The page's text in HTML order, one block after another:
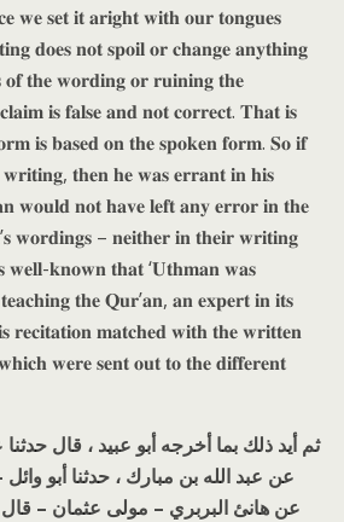
𝐰𝐞 𝐬𝐞𝐭 𝐢𝐭 𝐚𝐫𝐢𝐠𝐡𝐭 𝐰𝐢𝐭𝐡 𝐨𝐮𝐫 𝐭𝐨𝐧𝐠𝐮𝐞𝐬
𝐝𝐨𝐞𝐬 𝐧𝐨𝐭 𝐬𝐩𝐨𝐢𝐥 𝐨𝐫 𝐜𝐡𝐚𝐧𝐠𝐞 𝐚𝐧𝐲𝐭𝐡𝐢𝐧𝐠
𝐭𝐡𝐞 𝐰𝐨𝐫𝐝𝐢𝐧𝐠 𝐨𝐫 𝐫𝐮𝐢𝐧𝐢𝐧𝐠 𝐭𝐡𝐞
𝐢𝐬 𝐟𝐚𝐥𝐬𝐞 𝐚𝐧𝐝 𝐧𝐨𝐭 𝐜𝐨𝐫𝐫𝐞𝐜𝐭. 𝐓𝐡𝐚𝐭 𝐢𝐬
𝐢𝐬 𝐛𝐚𝐬𝐞𝐝 𝐨𝐧 𝐭𝐡𝐞 𝐬𝐩𝐨𝐤𝐞𝐧 𝐟𝐨𝐫𝐦. 𝐒𝐨 𝐢𝐟
𝐭𝐡𝐞𝐧 𝐡𝐞 𝐰𝐚𝐬 𝐞𝐫𝐫𝐚𝐧𝐭 𝐢𝐧 𝐡𝐢𝐬
𝐰𝐨𝐮𝐥𝐝 𝐧𝐨𝐭 𝐡𝐚𝐯𝐞 𝐥𝐞𝐟𝐭 𝐚𝐧𝐲 𝐞𝐫𝐫𝐨𝐫 𝐢𝐧 𝐭𝐡𝐞
𝐰𝐨𝐫𝐝𝐢𝐧𝐠𝐬 – 𝐧𝐞𝐢𝐭𝐡𝐞𝐫 𝐢𝐧 𝐭𝐡𝐞𝐢𝐫 𝐰𝐫𝐢𝐭𝐢𝐧𝐠
𝐰𝐞𝐥𝐥-𝐤𝐧𝐨𝐰𝐧 𝐭𝐡𝐚𝐭 ‘𝐔𝐭𝐡𝐦𝐚𝐧 𝐰𝐚𝐬
𝐭𝐡𝐞 𝐐𝐮𝐫’𝐚𝐧, 𝐚𝐧 𝐞𝐱𝐩𝐞𝐫𝐭 𝐢𝐧 𝐢𝐭𝐬
𝐫𝐞𝐜𝐢𝐭𝐚𝐭𝐢𝐨𝐧 𝐦𝐚𝐭𝐜𝐡𝐞𝐝 𝐰𝐢𝐭𝐡 𝐭𝐡𝐞 𝐰𝐫𝐢𝐭𝐭𝐞𝐧
𝐰𝐞𝐫𝐞 𝐬𝐞𝐧𝐭 𝐨𝐮𝐭 𝐭𝐨 𝐭𝐡𝐞 𝐝𝐢𝐟𝐟𝐞𝐫𝐞𝐧𝐭
ثم أيد ذلك بما أخرجه أبو عبيد ، قال
عن عبد الله بن مبارك ، حدثنا أبو
عن هانئ البربري – مولى عثمان –